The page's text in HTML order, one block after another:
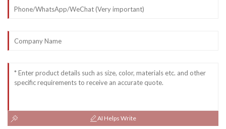
AI Helps Write